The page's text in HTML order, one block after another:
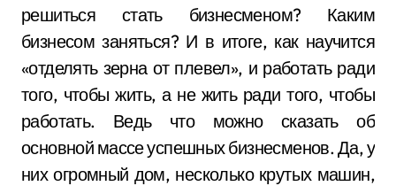
решиться стать бизнесменом? Каким
бизнесом заняться? И в итоге, как научится
«отделять зерна от плевел», и работать ради
того, чтобы жить, а не жить ради того, чтобы
работать. Ведь что можно сказать об
основной массе успешных бизнесменов. Да, у
них огромный дом, несколько крутых машин,